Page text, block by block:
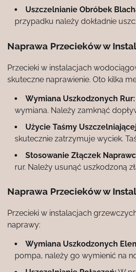
Uszczelnianie Obróbek
przypadku należy dokładnie
Naprawa Przecieków w
Przecieki w instalacjach
skuteczne naprawienie. Oto kilka
Wymiana Uszkodzonych Rur:
wymiana. Należy zamknąć
Użycie Taśmy
skutecznie zatrzymuje wyciek.
Stosowanie Złączek
rur. Należy usunąć uszkodzoną
Naprawa Przecieków w
Przecieki w instalacjach
naprawy:
Wymiana Uszkodzonych
pompa, należy go wymienić na